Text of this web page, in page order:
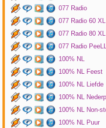
077 Radio
077 Radio 60 XL
077 Radio 80 XL
077 Radio
100% NL
100% NL Feest
100% NL Liefde
100% NL
100% NL Non-
100% NL Puur